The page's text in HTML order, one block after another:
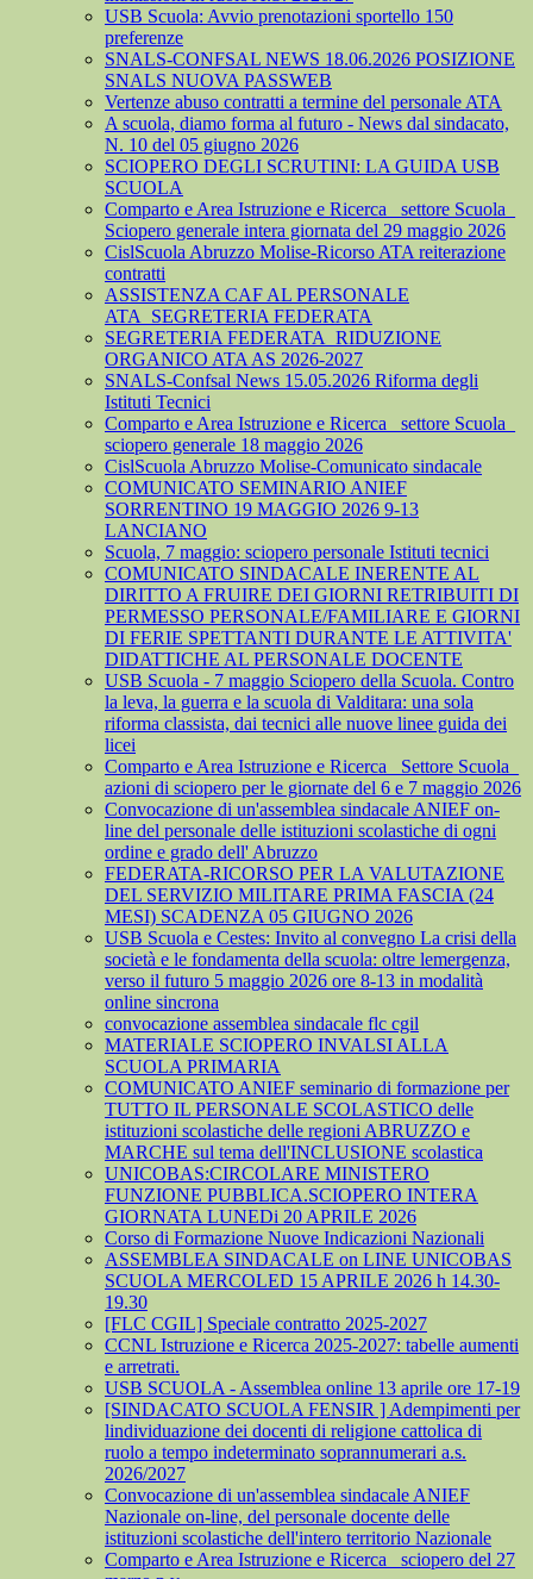
USB Scuola: Avvio prenotazioni sportello 150
preferenze
SNALS-CONFSAL NEWS 18.06.2026 POSIZIONE
SNALS NUOVA PASSWEB
Vertenze abuso contratti a termine del personale ATA
A scuola, diamo forma al futuro - News dal sindacato,
N. 10 del 05 giugno 2026
SCIOPERO DEGLI SCRUTINI: LA GUIDA USB
SCUOLA
Comparto e Area Istruzione e Ricerca_ settore Scuola_
Sciopero generale intera giornata del 29 maggio 2026
CislScuola Abruzzo Molise-Ricorso ATA reiterazione
contratti
ASSISTENZA CAF AL PERSONALE
ATA_SEGRETERIA FEDERATA
SEGRETERIA FEDERATA_RIDUZIONE
ORGANICO ATA AS 2026-2027
SNALS-Confsal News 15.05.2026 Riforma degli
Istituti Tecnici
Comparto e Area Istruzione e Ricerca_ settore Scuola_
sciopero generale 18 maggio 2026
CislScuola Abruzzo Molise-Comunicato sindacale
COMUNICATO SEMINARIO ANIEF
SORRENTINO 19 MAGGIO 2026 9-13
LANCIANO
Scuola, 7 maggio: sciopero personale Istituti tecnici
COMUNICATO SINDACALE INERENTE AL
DIRITTO A FRUIRE DEI GIORNI RETRIBUITI DI
PERMESSO PERSONALE/FAMILIARE E GIORNI
DI FERIE SPETTANTI DURANTE LE ATTIVITA'
DIDATTICHE AL PERSONALE DOCENTE
USB Scuola - 7 maggio Sciopero della Scuola. Contro
la leva, la guerra e la scuola di Valditara: una sola
riforma classista, dai tecnici alle nuove linee guida dei
licei
Comparto e Area Istruzione e Ricerca_ Settore Scuola_
azioni di sciopero per le giornate del 6 e 7 maggio 2026
Convocazione di un'assemblea sindacale ANIEF on-
line del personale delle istituzioni scolastiche di ogni
ordine e grado dell' Abruzzo
FEDERATA-RICORSO PER LA VALUTAZIONE
DEL SERVIZIO MILITARE PRIMA FASCIA (24
MESI) SCADENZA 05 GIUGNO 2026
USB Scuola e Cestes: Invito al convegno La crisi della
società e le fondamenta della scuola: oltre lemergenza,
verso il futuro 5 maggio 2026 ore 8-13 in modalità
online sincrona
convocazione assemblea sindacale flc cgil
MATERIALE SCIOPERO INVALSI ALLA
SCUOLA PRIMARIA
COMUNICATO ANIEF seminario di formazione per
TUTTO IL PERSONALE SCOLASTICO delle
istituzioni scolastiche delle regioni ABRUZZO e
MARCHE sul tema dell'INCLUSIONE scolastica
UNICOBAS:CIRCOLARE MINISTERO
FUNZIONE PUBBLICA.SCIOPERO INTERA
GIORNATA LUNEDi 20 APRILE 2026
Corso di Formazione Nuove Indicazioni Nazionali
ASSEMBLEA SINDACALE on LINE UNICOBAS
SCUOLA MERCOLED 15 APRILE 2026 h 14.30-
19.30
[FLC CGIL] Speciale contratto 2025-2027
CCNL Istruzione e Ricerca 2025-2027: tabelle aumenti
e arretrati.
USB SCUOLA - Assemblea online 13 aprile ore 17-19
[SINDACATO SCUOLA FENSIR ] Adempimenti per
lindividuazione dei docenti di religione cattolica di
ruolo a tempo indeterminato soprannumerari a.s.
2026/2027
Convocazione di un'assemblea sindacale ANIEF
Nazionale on-line, del personale docente delle
istituzioni scolastiche dell'intero territorio Nazionale
Comparto e Area Istruzione e Ricerca_ sciopero del 27